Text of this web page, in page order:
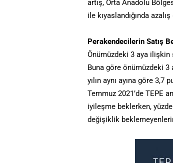
artış, Orta Anadolu
ile kıyaslandığında
Perakendecilerin Satış
Önümüzdeki 3 aya ilişkin
Buna göre önümüzdeki
yılın aynı ayına göre 3,7
Temmuz 2021’de TEPE
iyileşme beklerken,
değişiklik